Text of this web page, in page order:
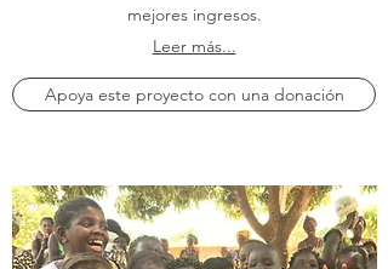
mejores ingresos.
Leer más...
Apoya este proyecto con una donación